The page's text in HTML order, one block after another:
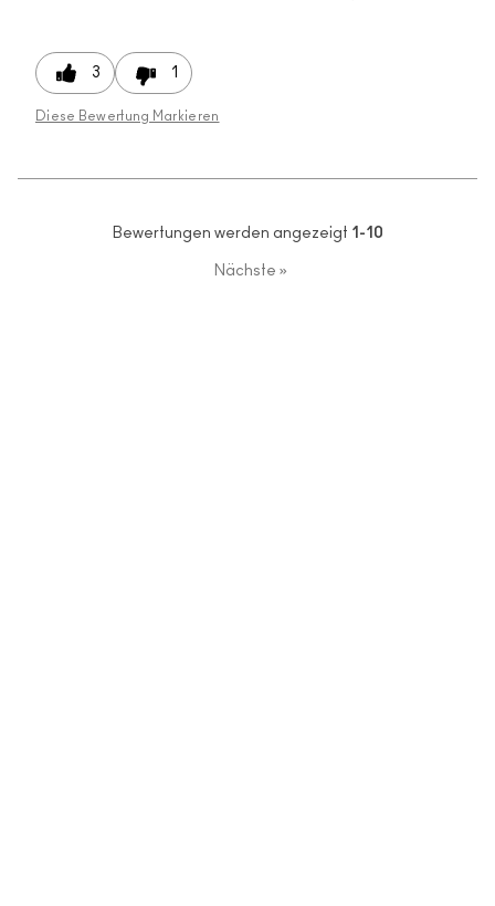
3 1
Diese Bewertung Markieren
Bewertungen werden angezeigt 1-10
Nächste »